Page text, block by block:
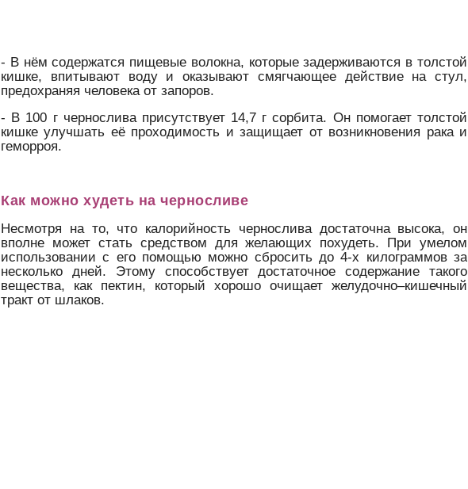
- В нём содержатся пищевые волокна, которые задерживаются в толстой
кишке, впитывают воду и оказывают смягчающее действие на стул,
предохраняя человека от запоров.
- В 100 г чернослива присутствует 14,7 г сорбита. Он помогает толстой
кишке улучшать её проходимость и защищает от возникновения рака и
геморроя.
Как можно худеть на черносливе
Несмотря на то, что калорийность чернослива достаточна высока, он
вполне может стать средством для желающих похудеть. При умелом
использовании с его помощью можно сбросить до 4-х килограммов за
несколько дней. Этому способствует достаточное содержание такого
вещества, как пектин, который хорошо очищает желудочно–кишечный
тракт от шлаков.